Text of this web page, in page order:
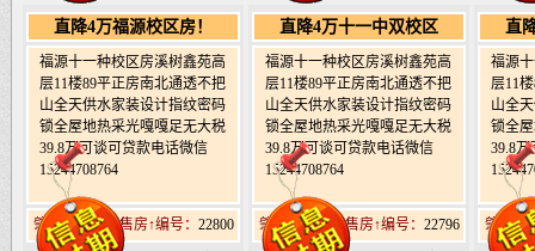
直降4万福源校区房！
福源十一种校区房溪树鑫苑高
层11楼89平正房南北通透不把
山全天供水家装设计指纹密码
锁全屋地热采光嘎嘎足无大税
39.8万可谈可贷款电话微信
15244708764
肇东北19道街售房↑编号： 22800
直降4万十一中双校区
福源十一种校区房溪树鑫苑高
层11楼89平正房南北通透不把
山全天供水家装设计指纹密码
锁全屋地热采光嘎嘎足无大税
39.8万可谈可贷款电话微信
15244708764
肇东北19道街售房↑编号： 22796
直
福源
层11
山全
锁全
39.8
肇东北